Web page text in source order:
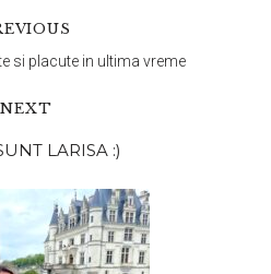
si placute in ultima vreme
NEXT
LARISA :)